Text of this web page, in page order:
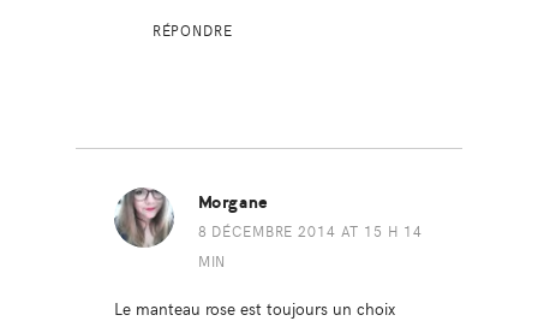
RÉPONDRE
Morgane
8 DÉCEMBRE 2014 AT 15 H 14
MIN
Le manteau rose est toujours un choix